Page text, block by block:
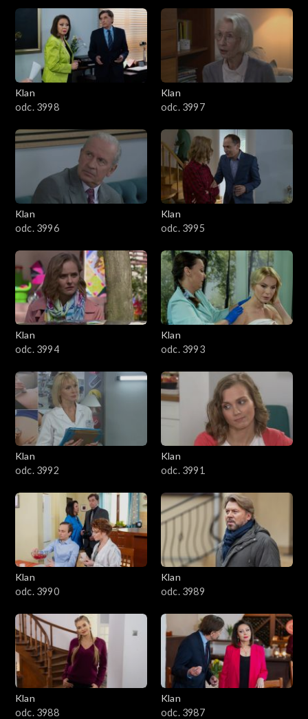
na nieszczęściu ojca.
4301–4400
4201–4300
4101–4200
3901–4000
3801–3900
3701–3800
3601–3700
3501–3600
3401–3500
3201–3300
3101–3200
3001–3100
2901–3000
2801–2900
2701–2800
2501–2600
2401–2500
2301–2400
Klan
odc. 3998
Klan
odc. 3997
Klan
odc. 3996
Klan
odc. 3995
Klan
odc. 3994
Klan
odc. 3993
Klan
odc. 3992
Klan
odc. 3991
Klan
odc. 3990
Klan
odc. 3989
Klan
odc. 3988
Klan
odc. 3987